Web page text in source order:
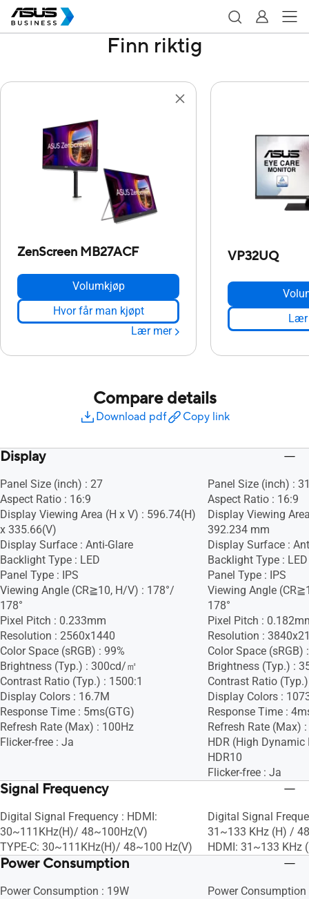
Finn riktig
ZenScreen MB27ACF
Volumkjøp
Hvor får man kjøpt
Lær mer
VP32UQ
Lær
Compare details
Download pdf Copy link
Display
Panel Size (inch) : 27
Aspect Ratio : 16:9
Display Viewing Area (H x V) : 596.74(H)
x 335.66(V)
Display Surface : Anti-Glare
Backlight Type : LED
Panel Type : IPS
Viewing Angle (CR≧10, H/V) : 178°/
178°
Pixel Pitch : 0.233mm
Resolution : 2560x1440
Color Space (sRGB) : 99%
Brightness (Typ.) : 300cd/㎡
Contrast Ratio (Typ.) : 1500:1
Display Colors : 16.7M
Response Time : 5ms(GTG)
Refresh Rate (Max) : 100Hz
Flicker-free : Ja
Panel Size (inch) :
Aspect Ratio : 16:9
Display Viewing
392.234 mm
Display Surface :
Backlight Type : LED
Panel Type : IPS
Viewing Angle
178°
Pixel Pitch :
Resolution :
Color Space (sRGB)
Brightness (Typ.) :
Contrast Ratio
Display Colors :
Response Time :
Refresh Rate (Max)
HDR (High Dynamic
HDR10
Flicker-free : Ja
Signal Frequency
Digital Signal Frequency : HDMI:
30~111KHz(H)/ 48~100Hz(V)
TYPE-C: 30~111KHz(H)/ 48~100 Hz(V)
Digital Signal
31~133 KHz (H) /
HDMI: 31~133 KHz
Power Consumption
Power Consumption : 19W
Power Consumption